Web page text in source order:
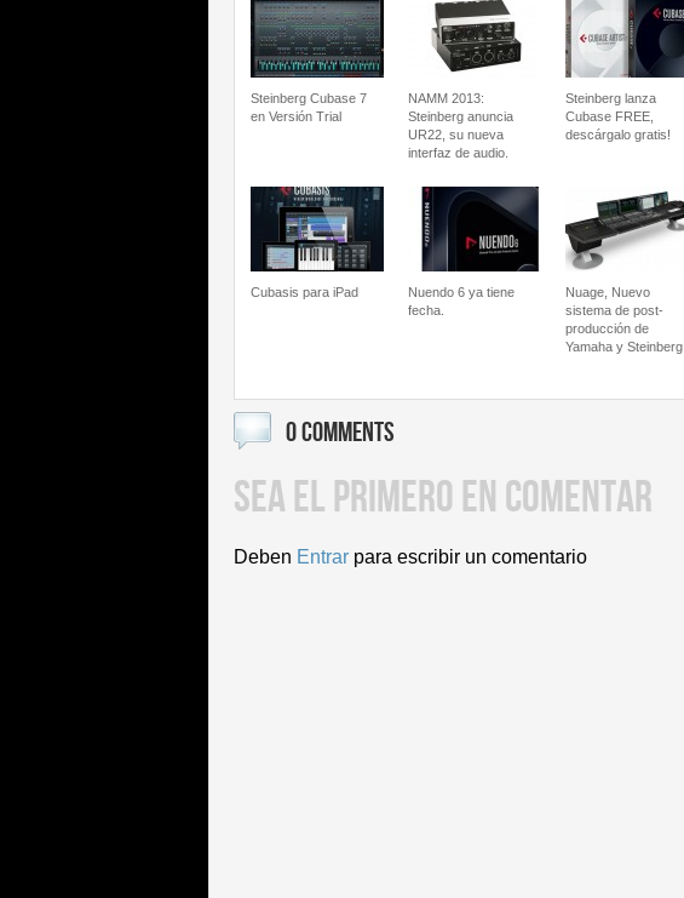
Steinberg Cubase 7
en Versión Trial
NAMM 2013:
Steinberg anuncia
UR22, su nueva
interfaz de audio.
Steinberg lanza
Cubase FREE,
descárgalo gratis!
Cubasis para iPad
Nuendo 6 ya tiene
fecha.
Nuage, Nuevo
sistema de post-
producción de
Yamaha y Steinberg.
0 COMMENTS
SEA EL PRIMERO EN COMENTAR
Deben Entrar para escribir un comentario